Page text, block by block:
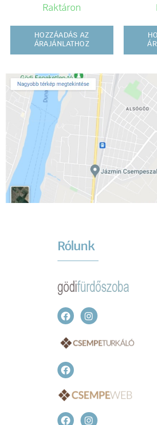
Raktáron
HOZZÁADÁS AZ
ÁRAJÁNLATHOZ
Rólunk